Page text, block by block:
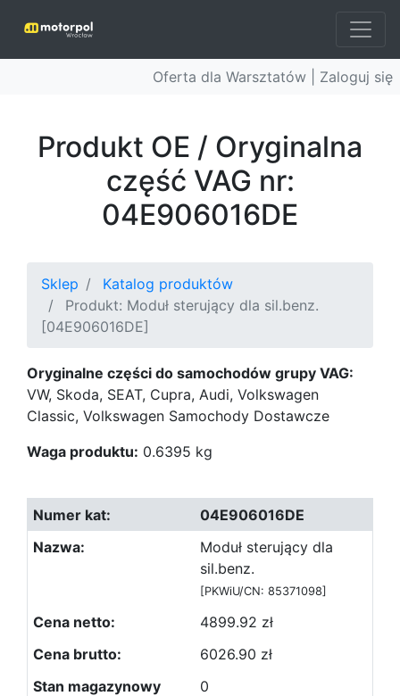
Oferta dla Warsztatów | Zaloguj się
Produkt OE / Oryginalna
część VAG nr:
04E906016DE
Sklep
Katalog produktów
Produkt: Moduł sterujący dla sil.benz.
[04E906016DE]
Oryginalne części do samochodów grupy VAG:
VW, Skoda, SEAT, Cupra, Audi, Volkswagen
Classic, Volkswagen Samochody Dostawcze
Waga produktu: 0.6395 kg
04E906016DE
Moduł sterujący dla
sil.benz.
[PKWiU/CN: 85371098]
4899.92 zł
6026.90 zł
0